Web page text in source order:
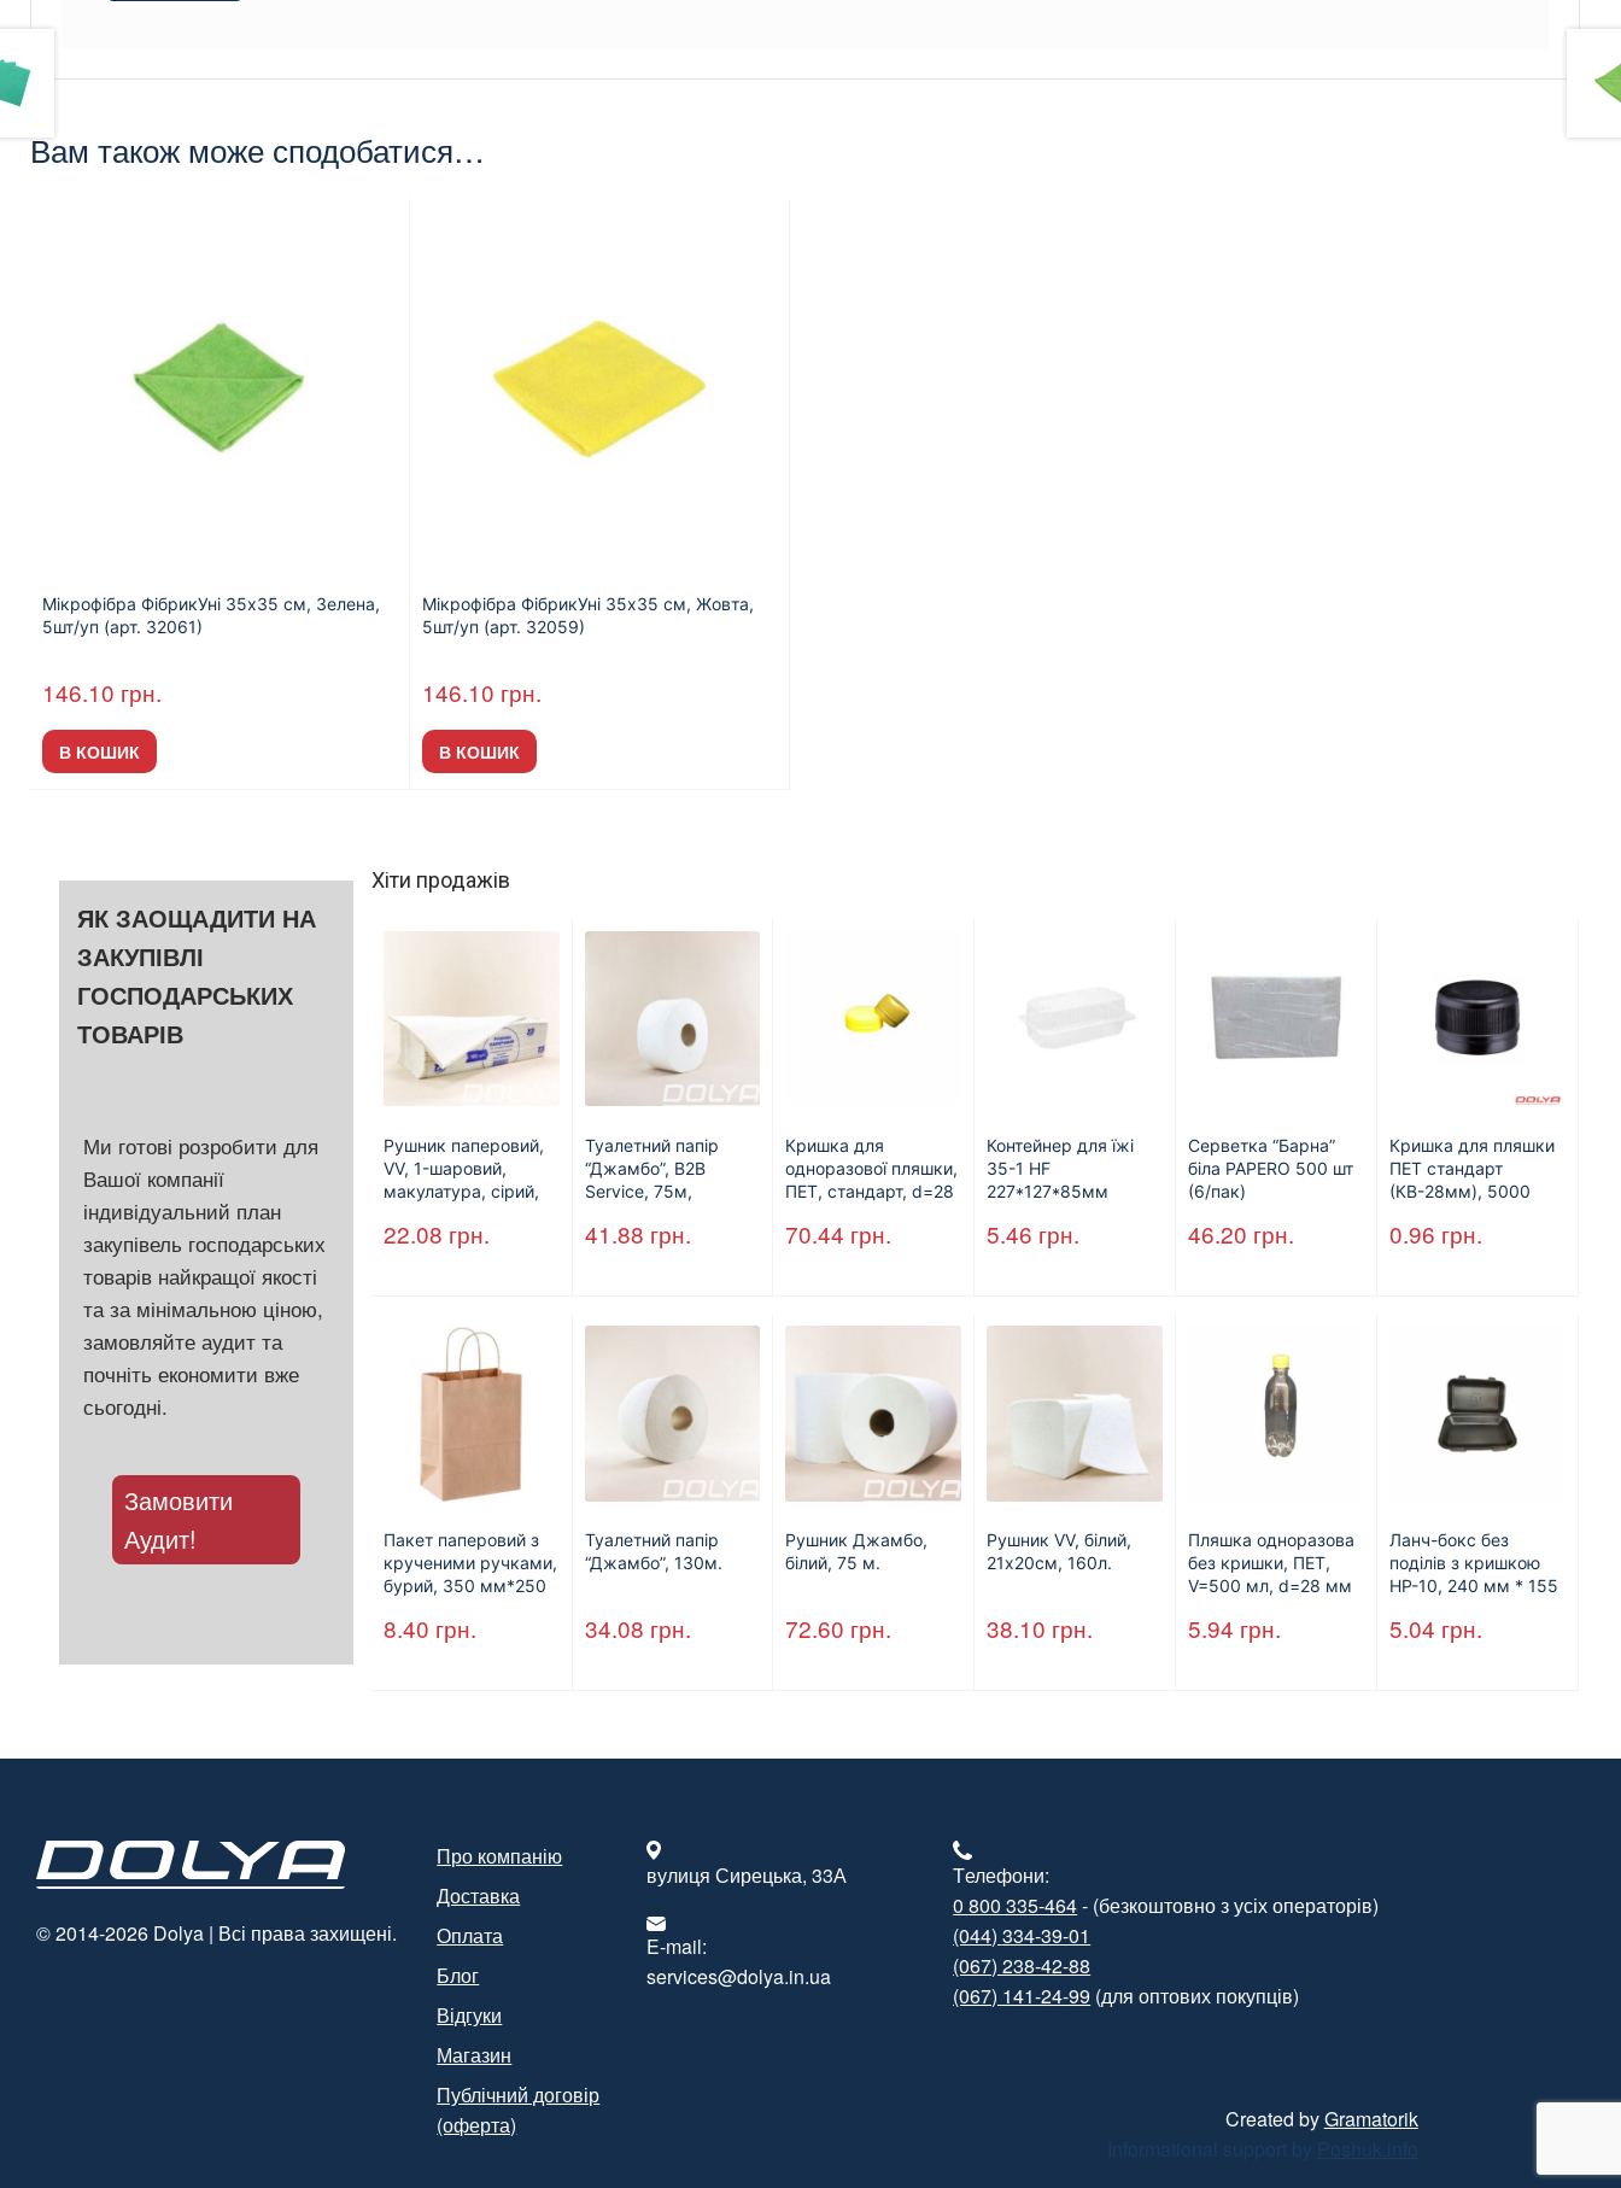
Вам також може сподобатися…
Мікрофібра ФібрикУні 35х35 см, Зелена,
5шт/уп (арт. 32061)
146.10 грн.
В КОШИК
Мікрофібра ФібрикУні 35х35 см, Жовта,
5шт/уп (арт. 32059)
146.10 грн.
В КОШИК
Хіти продажів
Рушник паперовий,
VV, 1-шаровий,
макулатура, сірий,
22.08 грн.
Туалетний папір
“Джамбо”, B2B
Service, 75м,
двошаровий
41.88 грн.
Кришка для
одноразової пляшки,
ПЕТ, стандарт, d=28
70.44 грн.
Контейнер для їжі
35-1 HF
227*127*85мм
5.46 грн.
Серветка “Барна”
біла PAPERO 500 шт
(6/пак)
46.20 грн.
Кришка для пляшки
ПЕТ стандарт
(КВ-28мм), 5000
0.96 грн.
Пакет паперовий з
крученими ручками,
бурий, 350 мм*250
(арт.27004)
8.40 грн.
Туалетний папір
“Джамбо”, 130м.
34.08 грн.
Рушник Джамбо,
білий, 75 м.
72.60 грн.
Рушник VV, білий,
21х20см, 160л.
38.10 грн.
Пляшка одноразова
без кришки, ПЕТ,
V=500 мл, d=28 мм
5.94 грн.
Ланч-бокс без
поділів з кришкою
HP-10, 240 мм * 155
1300 мл, полістирол,
5.04 грн.
ЯК ЗАОЩАДИТИ НА
ЗАКУПІВЛІ
ГОСПОДАРСЬКИХ
ТОВАРІВ
Ми готові розробити для
Вашої компанії
індивідуальний план
закупівель господарських
товарів найкращої якості
та за мінімальною ціною,
замовляйте аудит та
почніть економити вже
сьогодні.
Замовити
Аудит!
© 2014-2026 Dolya | Всі права захищені.
Про компанію
Доставка
Оплата
Блог
Відгуки
Магазин
Публічний договір
(оферта)
вулиця Сирецька, 33А
E-mail:
services@dolya.in.ua
Tелефони:
0 800 335-464- (безкоштовно з усіх операторів)
(044) 334-39-01
(067) 238-42-88
(067) 141-24-99 (для оптових покупців)
Created byGramatorik